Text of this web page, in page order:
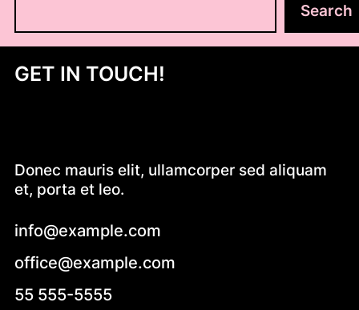
u
a
Search
GET IN TOUCH!
Donec mauris elit, ullamcorper sed aliquam
et, porta et leo.
info@example.com
office@example.com
55 555-5555